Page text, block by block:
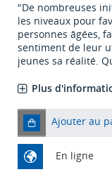
"De nombreuses
les niveaux pour
personnes âgées,
sentiment de leur
jeunes sa réalité.
Plus
Ajouter au
En ligne